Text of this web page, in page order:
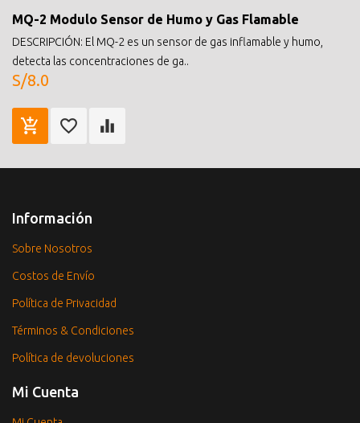
MQ-2 Modulo Sensor de Humo y Gas Flamable
DESCRIPCIÓN: El MQ-2 es un sensor de gas inflamable y humo,
detecta las concentraciones de ga..
S/8.0
Información
Sobre Nosotros
Costos de Envío
Política de Privacidad
Términos & Condiciones
Política de devoluciones
Mi Cuenta